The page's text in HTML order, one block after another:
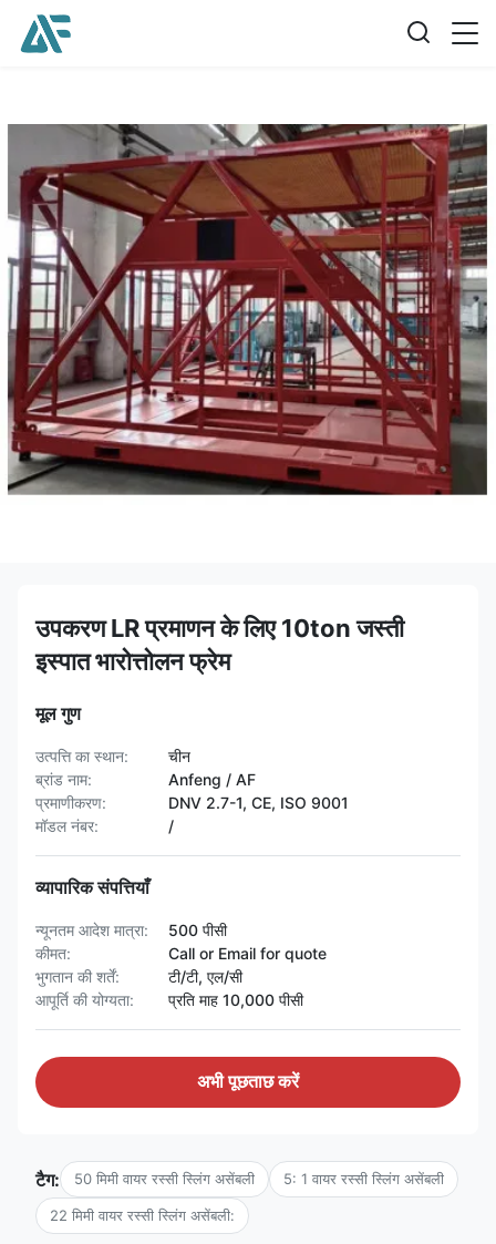
उपकरण LR प्रमाणन के लिए 10ton जस्ती
इस्पात भारोत्तोलन फ्रेम
मूल गुण
उत्पत्ति का स्थान:
चीन
ब्रांड नाम:
Anfeng / AF
प्रमाणीकरण:
DNV 2.7-1, CE, ISO 9001
मॉडल नंबर:
/
व्यापारिक संपत्तियाँ
न्यूनतम आदेश मात्रा:
500 पीसी
कीमत:
Call or Email for quote
भुगतान की शर्तें:
टी/टी, एल/सी
आपूर्ति की योग्यता:
प्रति माह 10,000 पीसी
अभी पूछताछ करें
टैग: 50 मिमी वायर रस्सी स्लिंग असेंबली 5: 1 वायर रस्सी स्लिंग असेंबली
22 मिमी वायर रस्सी स्लिंग असेंबली: